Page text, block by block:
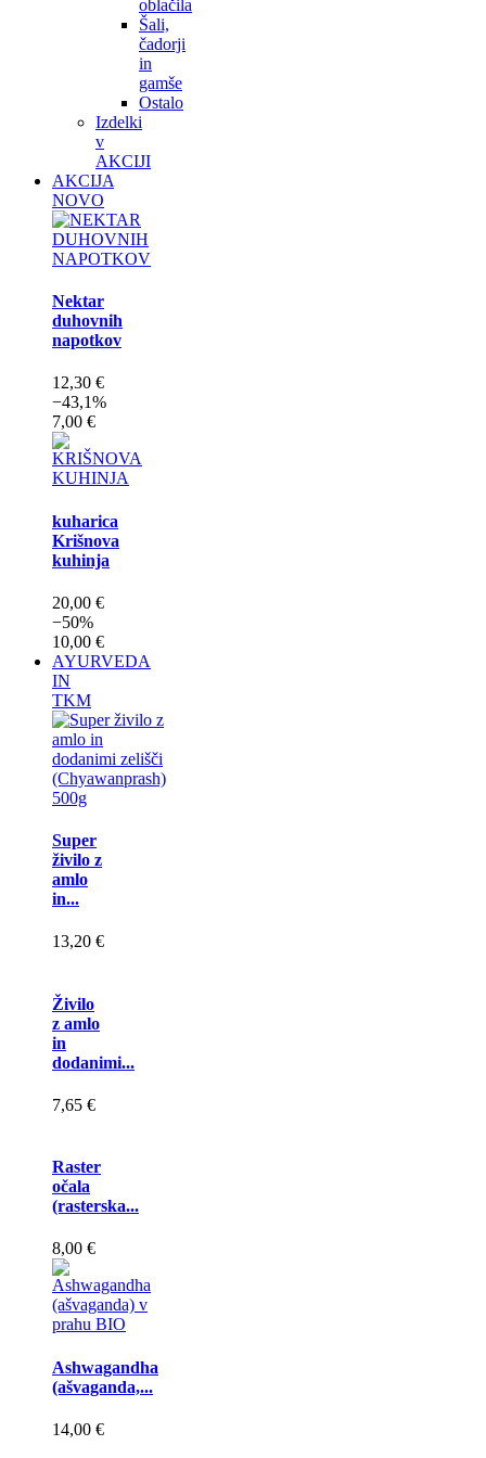
oblačila
Šali,
čadorji
in
gamše
Ostalo
Izdelki
v
AKCIJI
AKCIJA
NOVO
Nektar
duhovnih
napotkov
12,30 €
−43,1%
7,00 €
kuharica
Krišnova
kuhinja
20,00 €
−50%
10,00 €
AYURVEDA
IN
TKM
Super
živilo z
amlo
in...
13,20 €
Živilo
z amlo
in
dodanimi...
7,65 €
Raster
očala
(rasterska...
8,00 €
Ashwagandha
(ašvaganda,...
14,00 €